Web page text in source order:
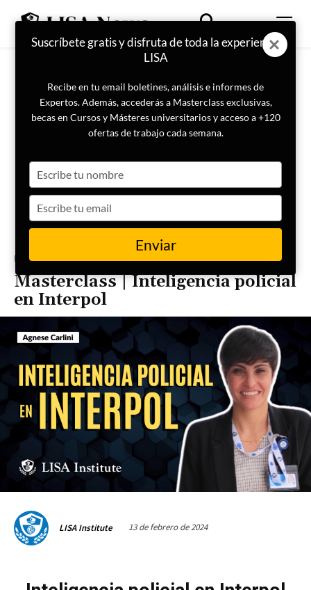
Portada Inteligencia
Masterclass | Inteligencia policial
en Interpol
LISA Institute 13 de febrero de 2024
Suscríbete gratis y disfruta de toda la experiencia
LISA
Recibe en tu email boletines, análisis e informes de
Expertos. Además, accederás a Masterclass exclusivas,
becas en Cursos y Másteres universitarios y acceso a +120
ofertas de trabajo cada semana.
your
name
your
email
Enviar